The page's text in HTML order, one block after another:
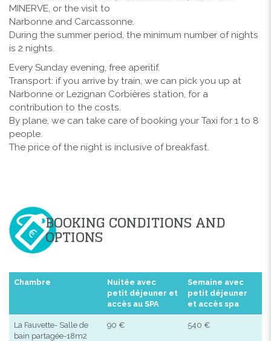
MINERVE, or the visit to
Narbonne and Carcassonne.
During the summer period, the minimum number of nights
is 2 nights.
Every Sunday evening, free aperitif.
Transport: if you arrive by train, we can pick you up at
Narbonne or Lezignan Corbières station, for a
contribution to the costs.
By plane, we can take care of booking your Taxi for 1 to 8
people.
The price of the night is inclusive of breakfast.
BOOKING CONDITIONS AND
OPTIONS
Chambre
Nuitée avec
petit déjeuner et
accès au SPA
Semaine avec
petit déjeuner
et accès spa
La Fauvette- Salle de
bain partagée-18m2
90 € 540 €